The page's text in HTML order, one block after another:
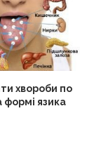
хвороби по
формі язика